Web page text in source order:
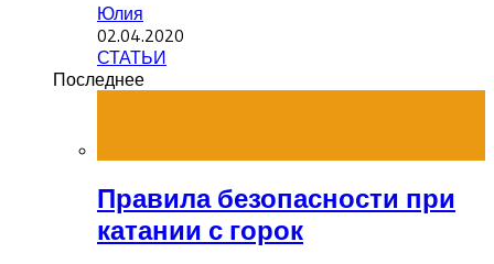
Юлия
02.04.2020
СТАТЬИ
Последнее
Правила безопасности при
катании с горок